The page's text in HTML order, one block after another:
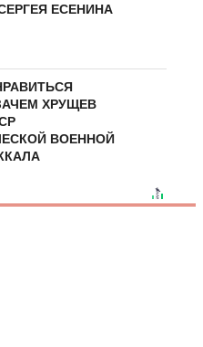
ЕСЕНИНА
ХРУЩЕВ
ВОЕННОЙ